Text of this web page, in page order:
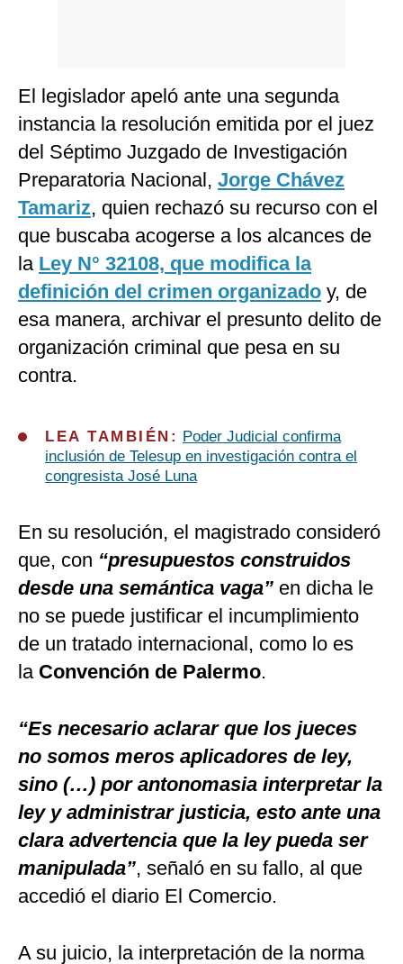
El legislador apeló ante una segunda
instancia la resolución emitida por el juez
del Séptimo Juzgado de Investigación
Preparatoria Nacional, Jorge Chávez
Tamariz, quien rechazó su recurso con el
que buscaba acogerse a los alcances de
la Ley N° 32108, que modifica la
definición del crimen organizado y, de
esa manera, archivar el presunto delito de
organización criminal que pesa en su
contra.
LEA TAMBIÉN:
Poder Judicial confirma
inclusión de Telesup en investigación contra el
congresista José Luna
En su resolución, el magistrado consideró
que, con “presupuestos construidos
desde una semántica vaga” en dicha le
no se puede justificar el incumplimiento
de un tratado internacional, como lo es
la Convención de Palermo.
“Es necesario aclarar que los jueces
no somos meros aplicadores de ley,
sino (…) por antonomasia interpretar la
ley y administrar justicia, esto ante una
clara advertencia que la ley pueda ser
manipulada”, señaló en su fallo, al que
accedió el diario El Comercio.
A su juicio, la interpretación de la norma